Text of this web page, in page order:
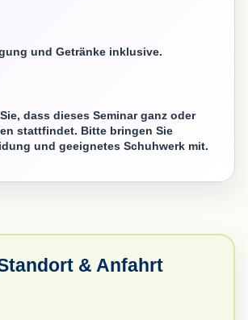
und Getränke inklusive.
dass dieses Seminar ganz oder
stattfindet. Bitte bringen Sie
und geeignetes Schuhwerk mit.
& Anfahrt